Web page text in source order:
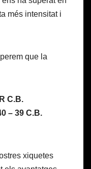
més intensitat i
que la
C.B.
– 39 C.B.
xiquetes